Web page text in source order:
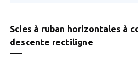
Scies à ruban horizontales à
descente rectiligne